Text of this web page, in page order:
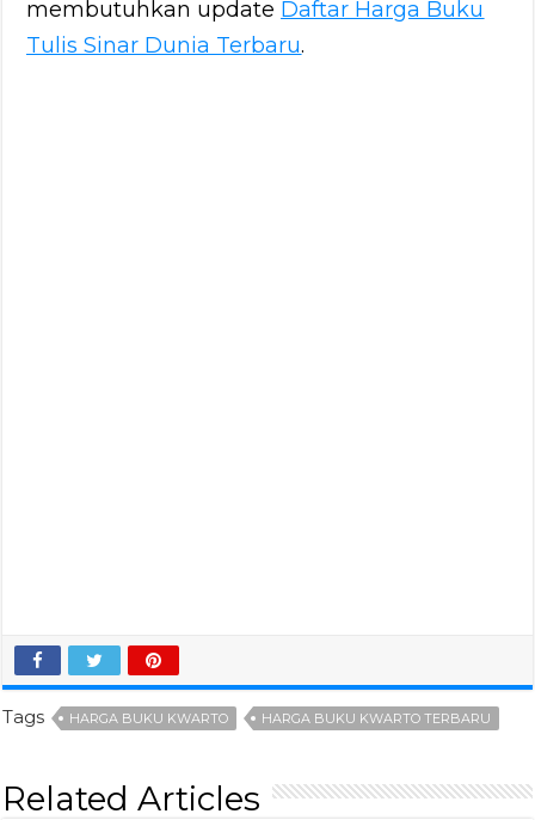
membutuhkan update Daftar Harga Buku
Tulis Sinar Dunia Terbaru.
Tags HARGA BUKU KWARTO HARGA BUKU KWARTO TERBARU
Related Articles